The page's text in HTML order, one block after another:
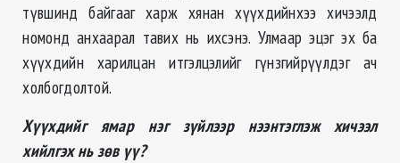
түвшинд байгааг харж хянан хүүхдийнхээ хичээлд
номонд анхаарал тавих нь ихсэнэ. Улмаар эцэг эх ба
хүүхдийн харилцан итгэлцэлийг гүнзгийрүүлдэг ач
холбогдолтой.
Хүүхдийг ямар нэг зүйлээр нээнтэглэж хичээл
хийлгэх нь зөв үү?